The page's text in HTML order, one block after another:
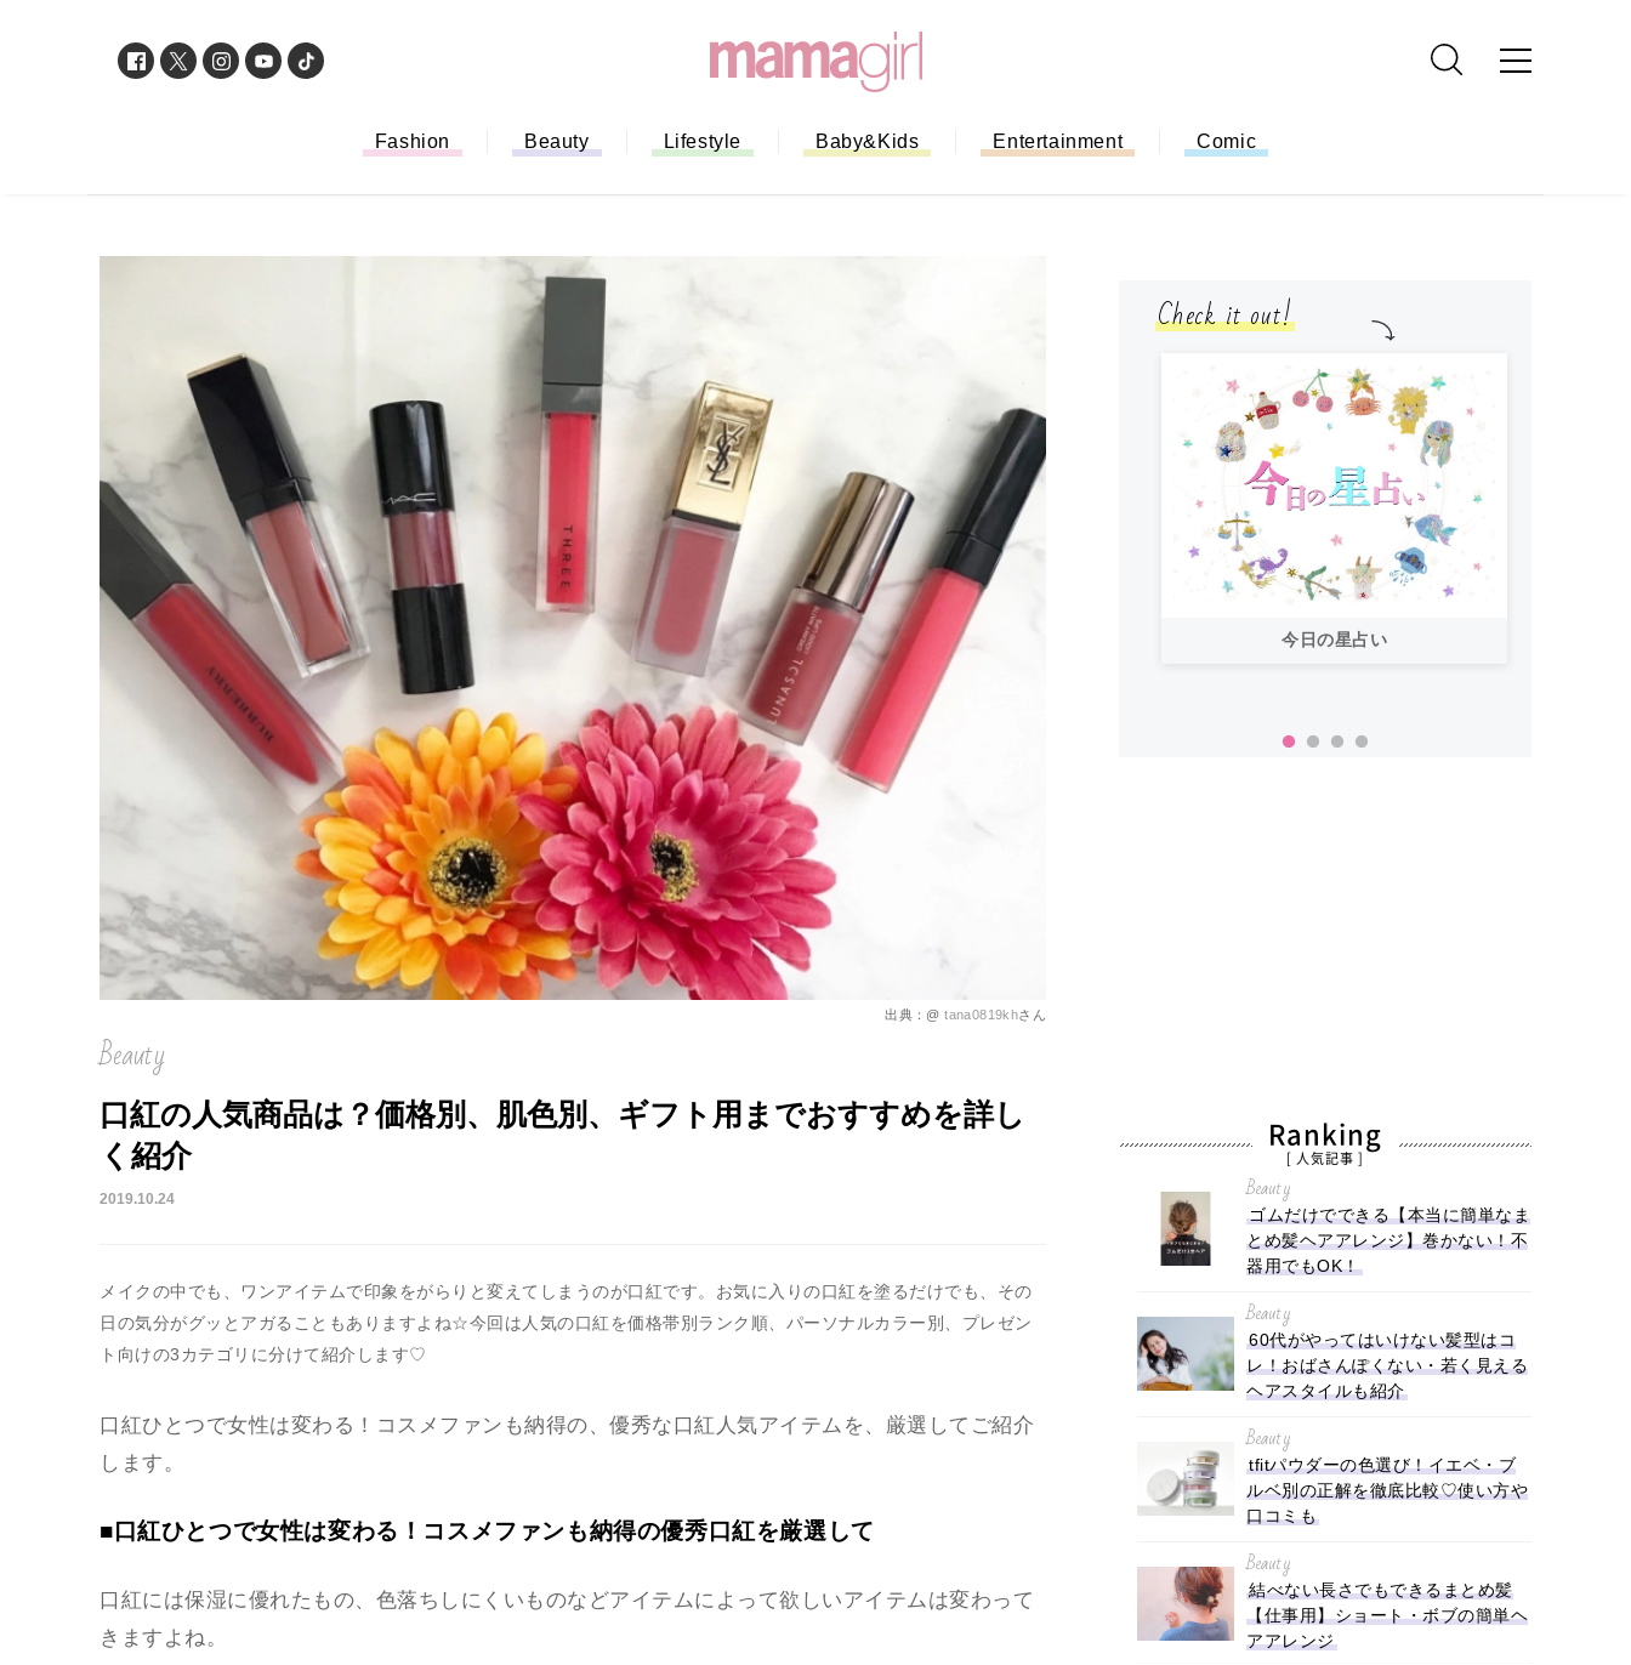
Fashion Beauty Lifestyle Baby&Kids Entertainment Comic
出典：@ tana0819khさん
Beauty
口紅の人気商品は？価格別、肌色別、ギフト用までおすすめを詳し
く紹介
2019.10.24
メイクの中でも、ワンアイテムで印象をがらりと変えてしまうのが口紅です。お気に入りの口紅を塗るだけでも、その
日の気分がグッとアガることもありますよね☆今回は人気の口紅を価格帯別ランク順、パーソナルカラー別、プレゼン
ト向けの3カテゴリに分けて紹介します♡
口紅ひとつで女性は変わる！コスメファンも納得の、優秀な口紅人気アイテムを、厳選してご紹介
します。
■口紅ひとつで女性は変わる！コスメファンも納得の優秀口紅を厳選して
口紅には保湿に優れたもの、色落ちしにくいものなどアイテムによって欲しいアイテムは変わって
きますよね。
Check it out!
「もう行列に並ばない！」ミスドのモ
バイルオーダー完全ガイド｜支払い方
法から受け取り方までネットオーダー
を徹底解説
今日の星占い
Ranking
[ 人気記事 ]
Beauty
ゴムだけでできる【本当に簡単なま
とめ髪ヘアアレンジ】巻かない！不
器用でもOK！
Beauty
60代がやってはいけない髪型はコ
レ！おばさんぽくない・若く見える
ヘアスタイルも紹介
Beauty
tfitパウダーの色選び！イエベ・ブ
ルベ別の正解を徹底比較♡使い方や
口コミも
Beauty
結べない長さでもできるまとめ髪
【仕事用】ショート・ボブの簡単ヘ
アアレンジ